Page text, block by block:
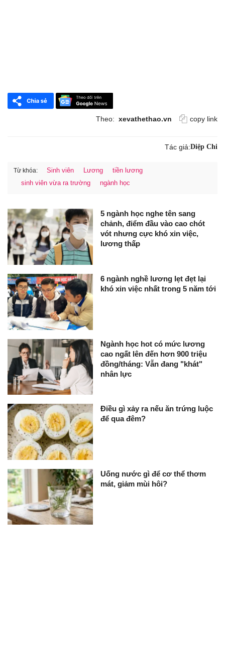
Theo: xevathethao.vn copy link
Tác giả:Diệp Chi
Từ khóa: Sinh viên Lương
tiền lương
sinh viên vừa ra trường
ngành học
5 ngành học nghe tên sang
chảnh, điểm đầu vào cao chót
vót nhưng cực khó xin việc,
lương thấp
6 ngành nghề lương lẹt đẹt lại
khó xin việc nhất trong 5 năm tới
Ngành học hot có mức lương
cao ngất lên đến hơn 900 triệu
đồng/tháng: Vẫn đang "khát"
nhân lực
Điều gì xảy ra nếu ăn trứng luộc
để qua đêm?
Uống nước gì để cơ thể thơm
mát, giảm mùi hôi?